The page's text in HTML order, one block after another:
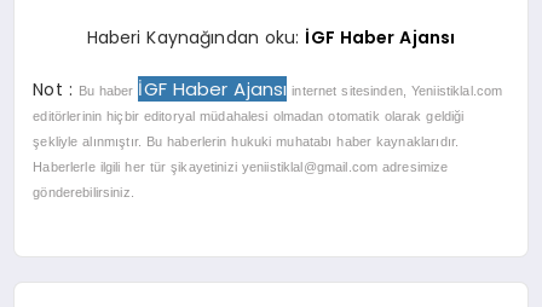
Haberi Kaynağından oku: İGF Haber Ajansı
Not : Bu haber İGF Haber Ajansı internet sitesinden, Yeniistiklal.com
editörlerinin hiçbir editoryal müdahalesi olmadan otomatik olarak geldiği
şekliyle alınmıştır. Bu haberlerin hukuki muhatabı haber kaynaklarıdır.
Haberlerle ilgili her tür şikayetinizi yeniistiklal@gmail.com adresimize
gönderebilirsiniz.